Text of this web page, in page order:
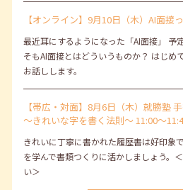
【オンライン】9月10日（木）AI面接
最近耳にするようになった「AI面接」 予
そもAI面接とはどういうものか？ はじめ
お話しします。
【帯広・対面】8月6日（木）就勝塾
～きれいな字を書く法則～ 11:00～
きれいに丁寧に書かれた履歴書は好印象
を学んで書類つくりに活かしましょう。
い＞